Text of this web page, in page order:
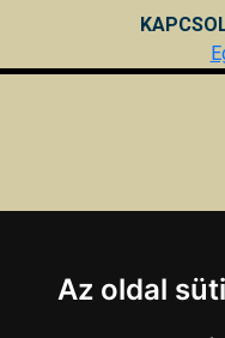
Az oldal